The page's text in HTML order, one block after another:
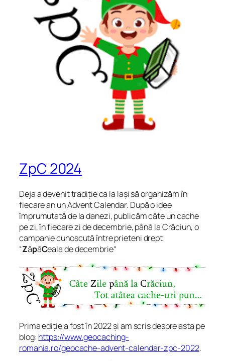
ZpC 2024
Deja a devenit tradiție ca la Iași să organizăm în
fiecare an un Advent Calendar. După o idee
împrumutată de la danezi, publicăm câte un cache
pe zi, în fiecare zi de decembrie, până la Crăciun, o
campanie cunoscută între prieteni drept
“ZăpăCeala de decembrie“
Prima ediție a fost în 2022 și am scris despre asta pe
blog: https://www.geocaching-
romania.ro/geocache-advent-calendar-zpc-2022.